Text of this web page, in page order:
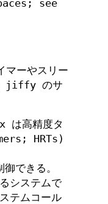
see
ーやスリー
も jiffy のサ
高精度タ
HRTs)
御できる。
システムで
テムコール